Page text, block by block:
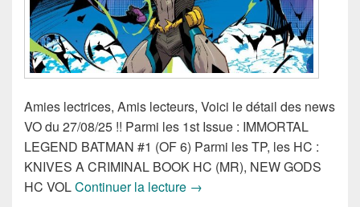
Amies lectrices, Amis lecteurs, Voici le détail des news
VO du 27/08/25 !! Parmi les 1st Issue : IMMORTAL
LEGEND BATMAN #1 (OF 6) Parmi les TP, les HC :
KNIVES A CRIMINAL BOOK HC (MR), NEW GODS
HC VOLContinuer la lecture Sorties des comics VO de la
→